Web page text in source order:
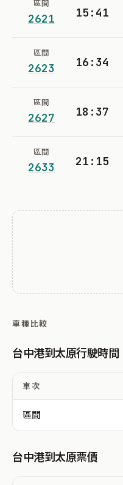
區間
2621 15:41
區間
2623 16:34
區間
2627 18:37
區間
2633 21:15
車種比較
台中港到太原行駛時間
車次
區間
台中港到太原票價